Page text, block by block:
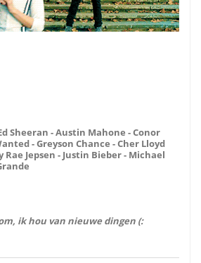
Sheeran - Austin Mahone - Conor
- Greyson Chance - Cher Lloyd
Rae Jepsen - Justin Bieber - Michael
ik hou van nieuwe dingen (: